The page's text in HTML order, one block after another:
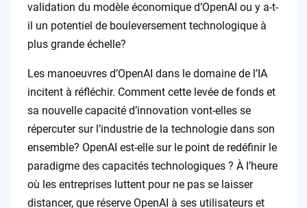
validation du modèle économique d’OpenAI ou y a-t-
il un potentiel de bouleversement technologique à
plus grande échelle?
Les manoeuvres d’OpenAI dans le domaine de l’IA
incitent à réfléchir. Comment cette levée de fonds et
sa nouvelle capacité d’innovation vont-elles se
répercuter sur l’industrie de la technologie dans son
ensemble? OpenAI est-elle sur le point de redéfinir le
paradigme des capacités technologiques ? À l’heure
où les entreprises luttent pour ne pas se laisser
distancer, que réserve OpenAI à ses utilisateurs et